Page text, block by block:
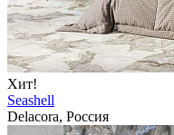
Хит!
Seashell
Delacora, Россия